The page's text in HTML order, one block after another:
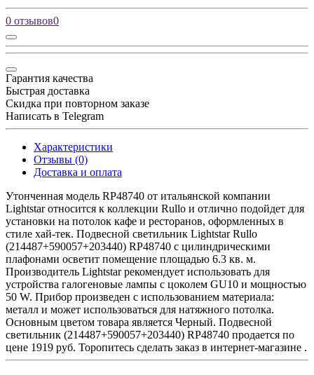
0 отзывов0
Гарантия качества
Быстрая доставка
Скидка при повторном заказе
Написать в Telegram
Характеристики
Отзывы (0)
Доставка и оплата
Утонченная модель RP48740 от итальянской компании
Lightstar относится к коллекции Rullo и отлично подойдет для
установки на потолок кафе и ресторанов, оформленных в
стиле хай-тек. Подвесной светильник Lightstar Rullo
(214487+590057+203440) RP48740 с цилиндрическими
плафонами осветит помещение площадью 6.3 кв. м.
Производитель Lightstar рекомендует использовать для
устройства галогеновые лампы с цоколем GU10 и мощностью
50 W. Прибор произведен с использованием материала:
металл и может использоваться для натяжного потолка.
Основным цветом товара является Черный. Подвесной
светильник (214487+590057+203440) RP48740 продается по
цене 1919 руб. Торопитесь сделать заказ в интернет-магазине .